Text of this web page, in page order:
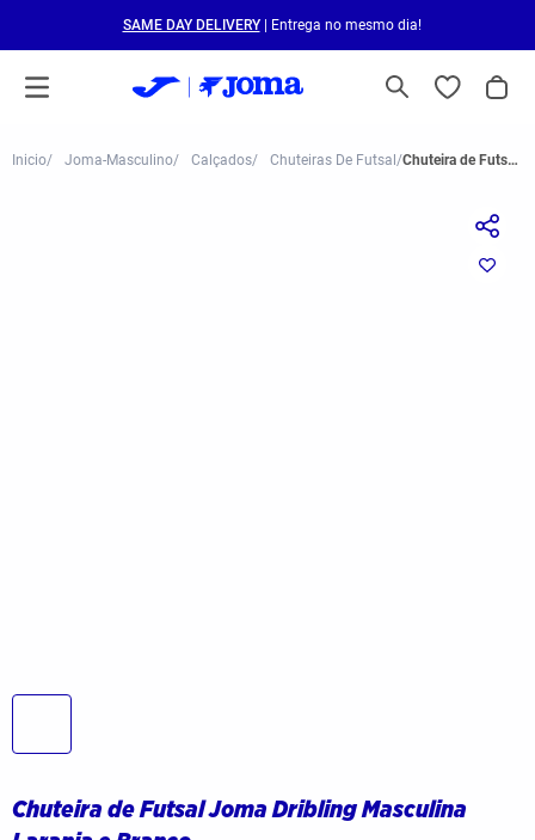
SAME DAY DELIVERY| Entrega no mesmo dia!
Joma-Masculino Calçados Chuteiras De Futsal Chuteira de Futsal Joma Dribling Masculina Laranja e Branco
Chuteira de Futsal Joma Dribling Masculina